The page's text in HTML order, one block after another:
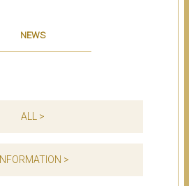
NEWS
ALL >
INFORMATION >